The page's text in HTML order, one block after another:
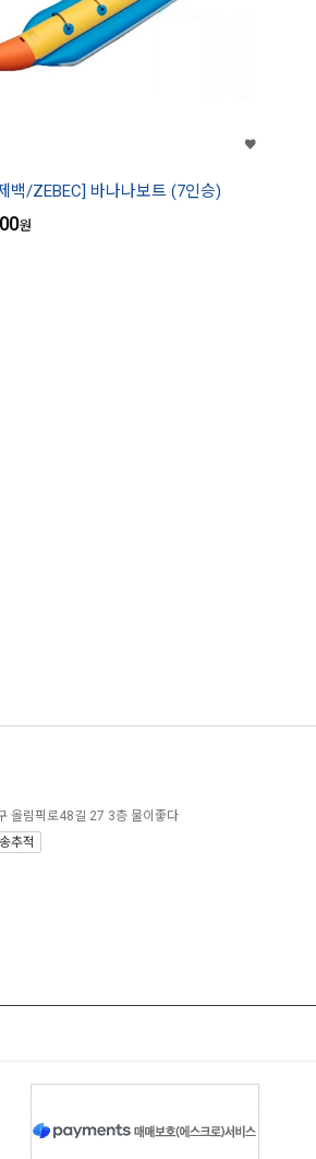
백/ZEBEC] 바나나보트 (7인승)
원
올림픽로48길 27 3층 물이좋다
추적